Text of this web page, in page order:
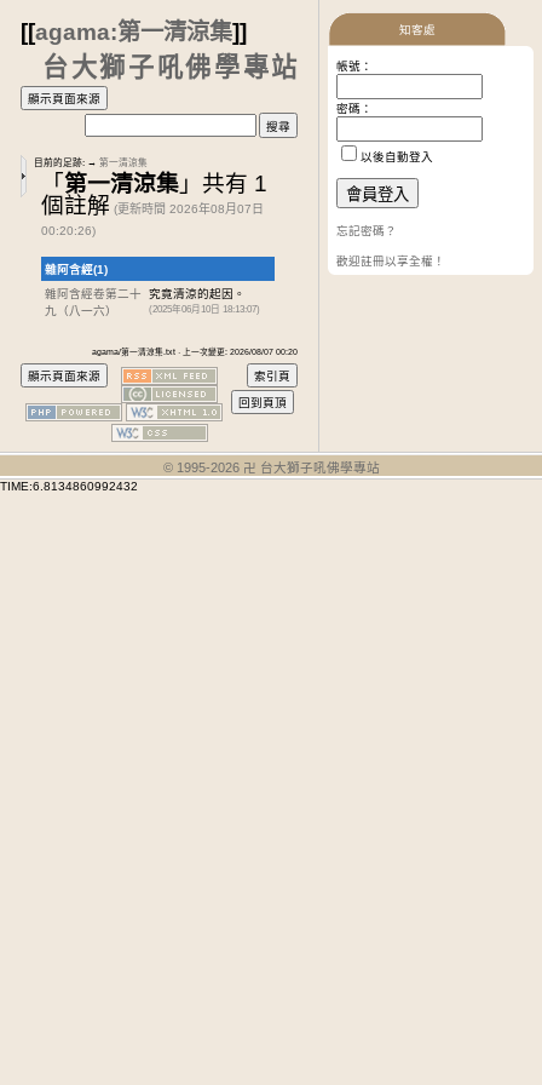
[[agama:第一清涼集]]
台大獅子吼佛學專站
目前的足跡: → 第一清涼集
「第一清涼集」共有 1
個註解 (更新時間 2026年08月07日
00:20:26)
雜阿含經(1)
雜阿含經卷第二十
九
（八一六）
究竟清涼的起因。
(2025年06月10日 18:13:07)
agama/第一清涼集.txt · 上一次變更: 2026/08/07 00:20
知客處
帳號：
密碼：
以後自動登入
忘記密碼？
歡迎註冊以享全權！
© 1995-2026 卍 台大獅子吼佛學專站
TIME:6.8134860992432